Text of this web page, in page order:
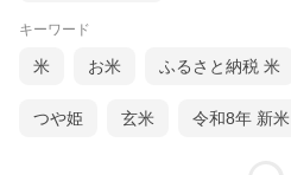
キーワード
米 お米 ふるさと納税 米
つや姫 玄米 令和8年 新米